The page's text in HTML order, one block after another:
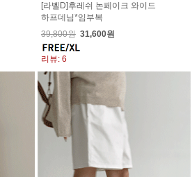
[라벨D]후레쉬 논페이크 와이드
하프데님*임부복
39,800원 31,600원
리뷰: 6